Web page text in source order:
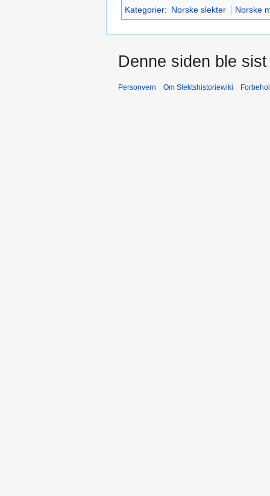
Kategorier: Norske slekter Norske
Denne siden ble
Personvern Om Slektshistoriewiki